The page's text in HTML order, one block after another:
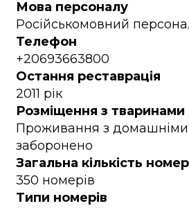
Мова персоналу
Російськомовний
Телефон
+20693663800
Остання реставрація
2011 рік
Розміщення з тваринами
Проживання з
заборонено
Загальна кількість
350 номерів
Типи номерів